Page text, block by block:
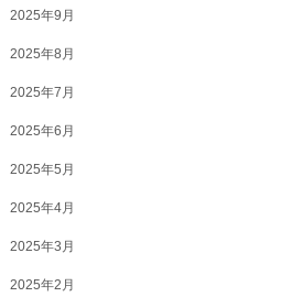
2025年9月
2025年8月
2025年7月
2025年6月
2025年5月
2025年4月
2025年3月
2025年2月